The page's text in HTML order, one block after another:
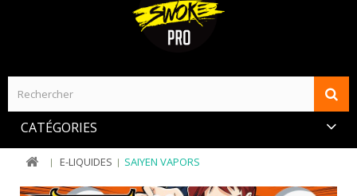
CATÉGORIES
E-LIQUIDES SAIYEN VAPORS